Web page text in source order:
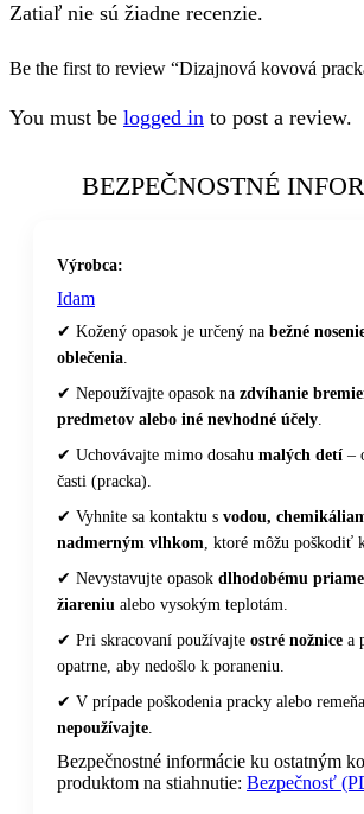
Zatiaľ nie sú žiadne recenzie.
Be the first to review “Dizajnová kovová
You must be logged in to post a review.
BEZPEČNOSTNÉ
Výrobca:
Idam
✔ Kožený opasok je určený na bežné
oblečenia.
✔ Nepoužívajte opasok na zdvíhanie
predmetov alebo iné nevhodné účely.
✔ Uchovávajte mimo dosahu malých detí –
časti (pracka).
✔ Vyhnite sa kontaktu s vodou,
nadmerným vlhkom, ktoré môžu poškodiť
✔ Nevystavujte opasok dlhodobému
žiareniu alebo vysokým teplotám.
✔ Pri skracovaní používajte ostré nožnice a
opatrne, aby nedošlo k poraneniu.
✔ V prípade poškodenia pracky alebo remeňa
nepoužívajte.
Bezpečnostné informácie ku ostatným
produktom na stiahnutie: Bezpečnosť